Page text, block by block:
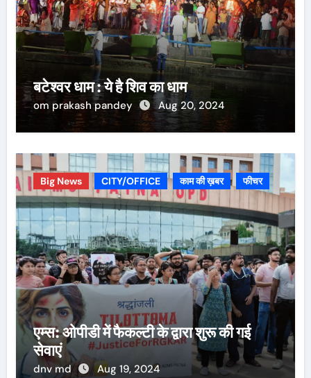
बटेश्वर धाम : ये है शिव का धाम
om prakash pandey Aug 20, 2024
Big News CITY/OFFICE काम की ख़बर फीचर
एम्स: ओपीडी में फैकल्टी के द्वारा शुरू की गई
सेवाएं
dnv md Aug 19, 2024